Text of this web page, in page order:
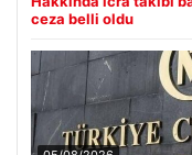
ceza belli oldu